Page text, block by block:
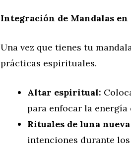
Integración de Mandalas
Una vez que tienes tu
prácticas espirituales.
Altar espiritual:
para enfocar la
Rituales de luna
intenciones durante